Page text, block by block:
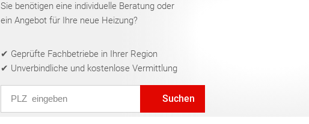
Sie benötigen eine individuelle Beratung oder
ein Angebot für Ihre neue Heizung?
✔ Geprüfte Fachbetriebe in Ihrer Region
✔ Unverbindliche und kostenlose Vermittlung
Suchen